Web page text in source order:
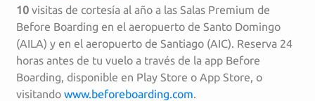
10 visitas de cortesía al año a las Salas Premium de
Before Boarding en el aeropuerto de Santo Domingo
(AILA) y en el aeropuerto de Santiago (AIC). Reserva 24
horas antes de tu vuelo a través de la app Before
Boarding, disponible en Play Store o App Store, o
visitando www.beforeboarding.com